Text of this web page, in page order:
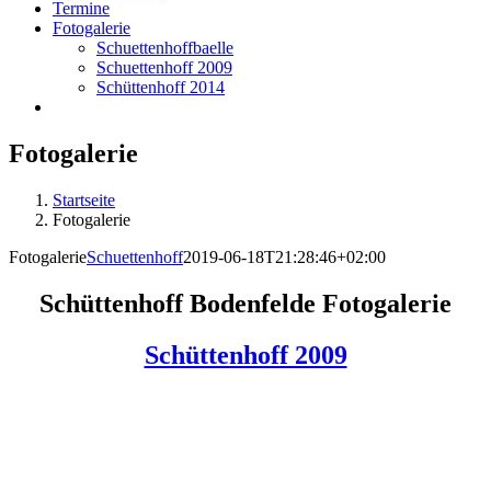
Termine
Fotogalerie
Schuettenhoffbaelle
Schuettenhoff 2009
Schüttenhoff 2014
Fotogalerie
Startseite
Fotogalerie
FotogalerieSchuettenhoff2019-06-18T21:28:46+02:00
Schüttenhoff Bodenfelde Fotogalerie
Schüttenhoff 2009